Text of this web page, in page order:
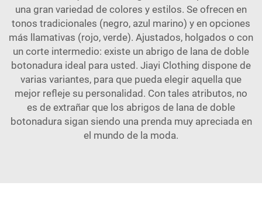
una gran variedad de colores y estilos. Se ofrecen en
tonos tradicionales (negro, azul marino) y en opciones
más llamativas (rojo, verde). Ajustados, holgados o con
un corte intermedio: existe un abrigo de lana de doble
botonadura ideal para usted. Jiayi Clothing dispone de
varias variantes, para que pueda elegir aquella que
mejor refleje su personalidad. Con tales atributos, no
es de extrañar que los abrigos de lana de doble
botonadura sigan siendo una prenda muy apreciada en
el mundo de la moda.